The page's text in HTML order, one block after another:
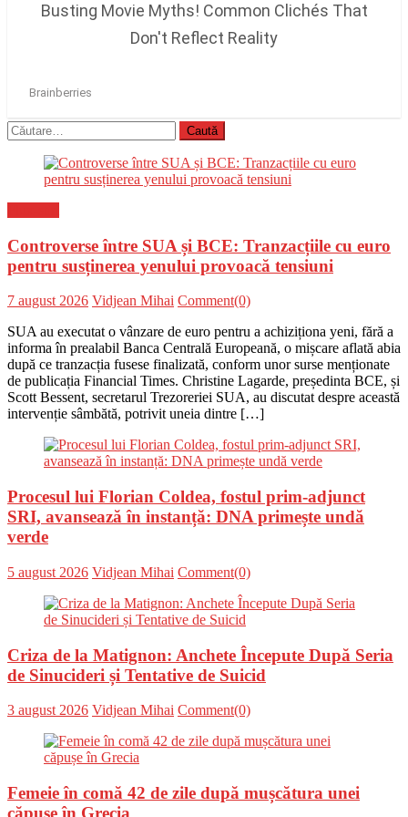
Caută
după:
Controverse între SUA și BCE: Tranzacțiile cu euro
pentru susținerea yenului provoacă tensiuni
Posted
7 august 2026 Author
Vidjean Mihai Comment(0)
SUA au executat o vânzare de euro pentru a achiziționa yeni, fără a
informa în prealabil Banca Centrală Europeană, o mișcare aflată abia
după ce tranzacția fusese finalizată, conform unor surse menționate
de publicația Financial Times. Christine Lagarde, președinta BCE, și
Scott Bessent, secretarul Trezoreriei SUA, au discutat despre această
intervenție sâmbătă, potrivit uneia dintre […]
Procesul lui Florian Coldea, fostul prim-adjunct
SRI, avansează în instanță: DNA primește undă
verde
Posted
5 august 2026 Author
Vidjean Mihai Comment(0)
Criza de la Matignon: Anchete Începute După Seria
de Sinucideri și Tentative de Suicid
Posted
3 august 2026 Author
Vidjean Mihai Comment(0)
Femeie în comă 42 de zile după mușcătura unei
căpușe în Grecia